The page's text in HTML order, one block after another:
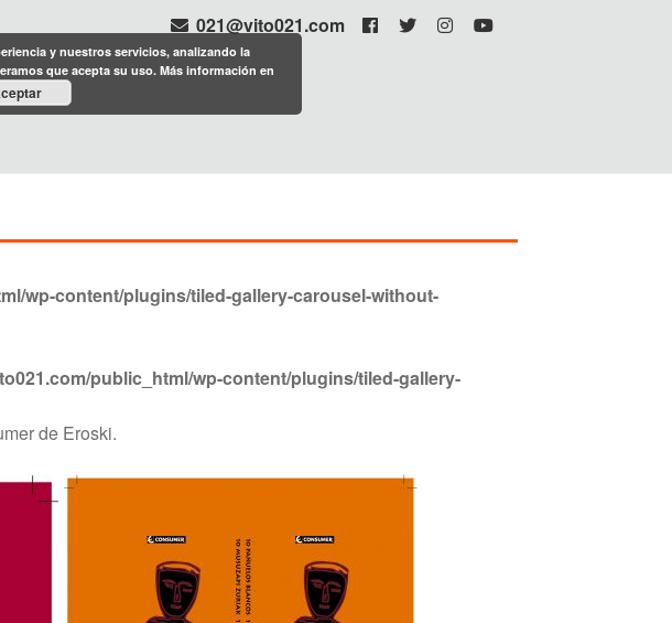
021@vito021.com
wp-content/plugins/tiled-gallery-carousel-without-
public_html/wp-content/plugins/tiled-gallery-
de Eroski.
y nuestros servicios, analizando la
que acepta su uso. Más información en